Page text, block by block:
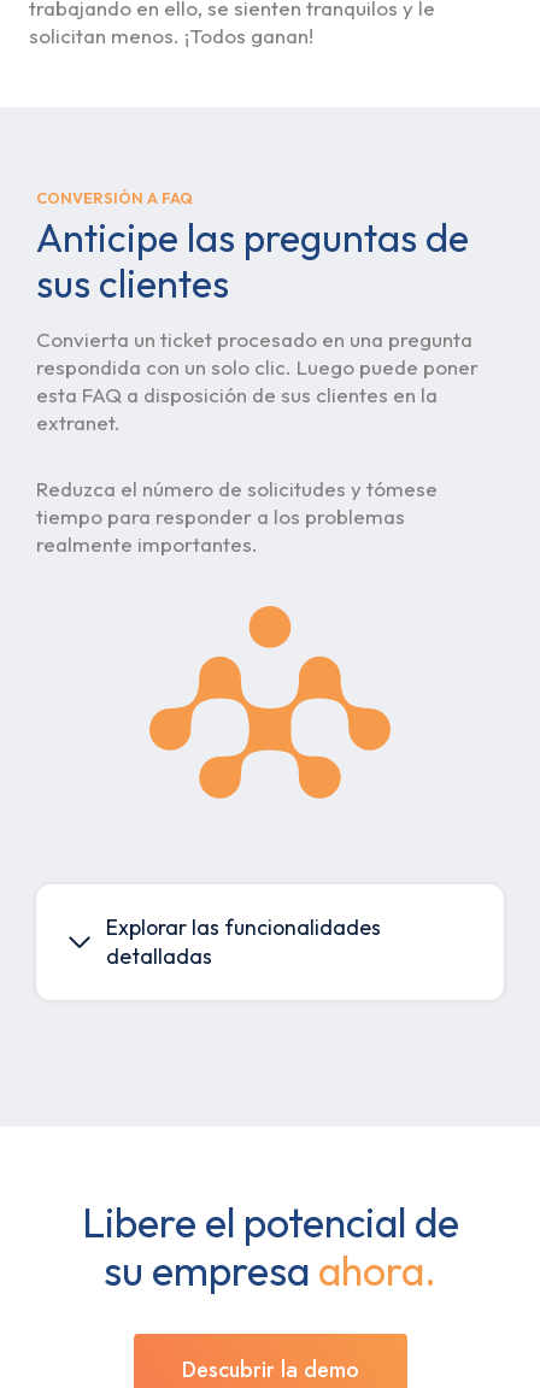
trabajando en ello, se sienten tranquilos y le
solicitan menos. ¡Todos ganan!
CONVERSIÓN A FAQ
Anticipe las preguntas de
sus clientes
Convierta un ticket procesado en una pregunta
respondida con un solo clic. Luego puede poner
esta FAQ a disposición de sus clientes en la
extranet.
Reduzca el número de solicitudes y tómese
tiempo para responder a los problemas
realmente importantes.
Explorar las funcionalidades
detalladas
Libere el potencial de
su empresa ahora.
Descubrir la demo